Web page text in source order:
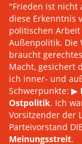
"Frieden ist nicht
diese Erkenntnis
politischen
Außenpolitik. Die
braucht
Macht, gesichert
ich inner- und
Schwerpunkte: ▶
Ostpolitik. Ich
Vorsitzender der
Parteivorstand
Meinungsstreit.